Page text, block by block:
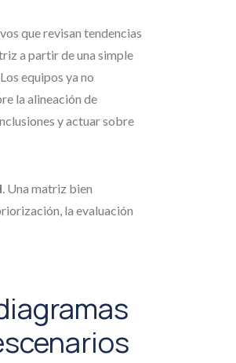
que revisan tendencias
a partir de una simple
equipos ya no
la alineación de
y actuar sobre
. Una matriz bien
la evaluación